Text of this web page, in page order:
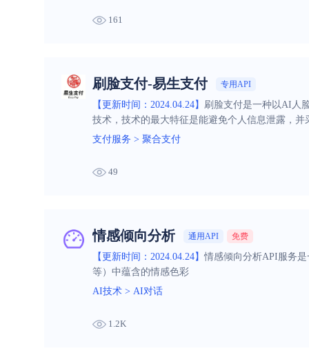
161
刷脸支付-易生支付 专用API
【更新时间：2024.04.24】 刷脸支付是一种以AI人
技术，技术的最大特征是能避免个人信息泄露，
支付服务 > 聚合支付
49
情感倾向分析 通用API 免费
【更新时间：2024.04.24】情感倾向分析API服务
等）中蕴含的情感色彩
AI技术 > AI对话
1.2K